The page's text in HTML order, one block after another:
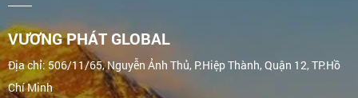
VƯƠNG PHÁT GLOBAL
Địa chỉ: 506/11/65, Nguyễn Ảnh Thủ, P.Hiệp Thành, Quận 12, TP.Hồ
Chí Minh